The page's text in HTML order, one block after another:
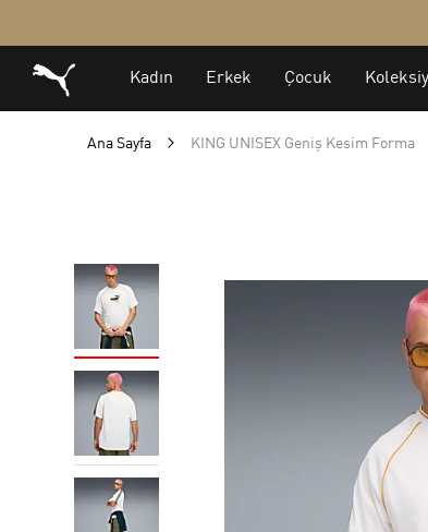
Ana Sayfa KING UNISEX Geniş Kesim Forma